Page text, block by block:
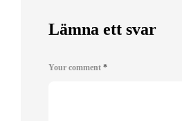
Lämna ett svar
Your comment *